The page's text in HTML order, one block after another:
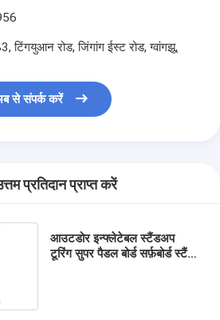
टिंगयुआन रोड, जिंगांग ईस्ट रोड, ग्वांगझू,
से संपर्क करें
प्रतिदान प्राप्त करें
आउटडोर इन्फ्लेटेबल स्टैंडअप
टूरिंग सुपर पैडल बोर्ड सर्फ़बोर्ड स्टैंड